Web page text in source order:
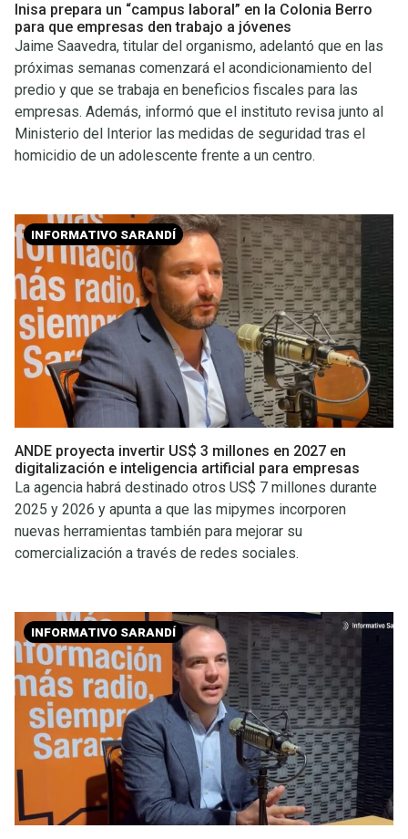
Inisa prepara un “campus laboral” en la Colonia Berro
para que empresas den trabajo a jóvenes
Jaime Saavedra, titular del organismo, adelantó que en las
próximas semanas comenzará el acondicionamiento del
predio y que se trabaja en beneficios fiscales para las
empresas. Además, informó que el instituto revisa junto al
Ministerio del Interior las medidas de seguridad tras el
homicidio de un adolescente frente a un centro.
INFORMATIVO SARANDÍ
ANDE proyecta invertir US$ 3 millones en 2027 en
digitalización e inteligencia artificial para empresas
La agencia habrá destinado otros US$ 7 millones durante
2025 y 2026 y apunta a que las mipymes incorporen
nuevas herramientas también para mejorar su
comercialización a través de redes sociales.
INFORMATIVO SARANDÍ